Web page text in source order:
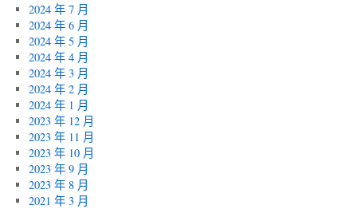
2024 年 7 月
2024 年 6 月
2024 年 5 月
2024 年 4 月
2024 年 3 月
2024 年 2 月
2024 年 1 月
2023 年 12 月
2023 年 11 月
2023 年 10 月
2023 年 9 月
2023 年 8 月
2021 年 3 月